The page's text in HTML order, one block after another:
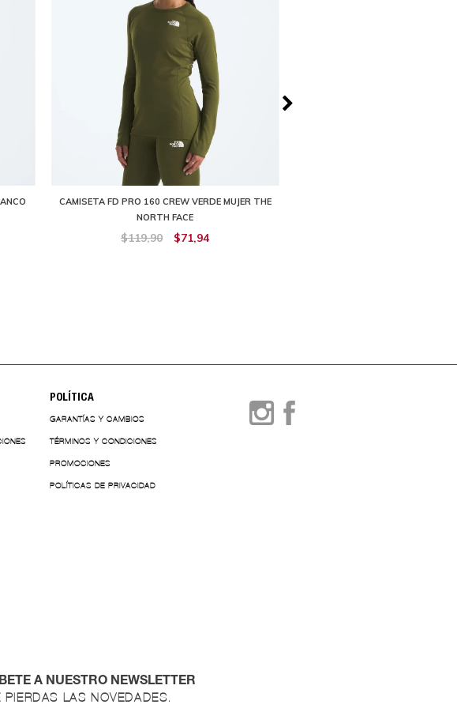
CAMISETA FD PRO 160 CREW VERDE MUJER THE
NORTH FACE
$119,90 $71,94
POLÍTICA
GARANTÍAS Y CAMBIOS
TÉRMINOS Y CONDICIONES
PROMOCIONES
POLÍTICAS DE PRIVACIDAD
A NUESTRO NEWSLETTER
PIERDAS LAS NOVEDADES.